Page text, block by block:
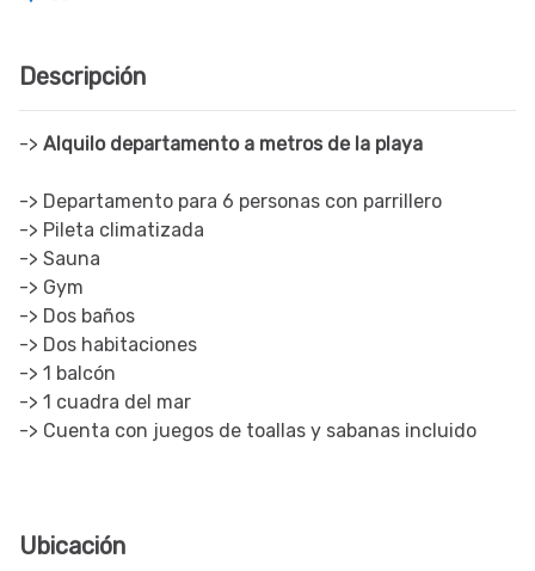
Descripción
-> Alquilo departamento a metros de la playa
-> Departamento para 6 personas con parrillero
-> Pileta climatizada
-> Sauna
-> Gym
-> Dos baños
-> Dos habitaciones
-> 1 balcón
-> 1 cuadra del mar
-> Cuenta con juegos de toallas y sabanas incluido
Ubicación